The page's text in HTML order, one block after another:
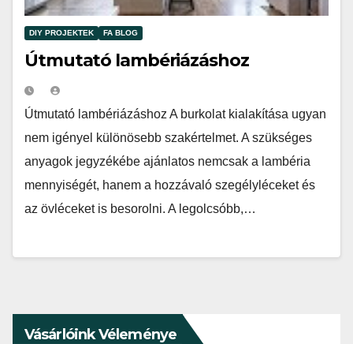
DIY PROJEKTEK FA BLOG
Útmutató lambériázáshoz
Útmutató lambériázáshoz A burkolat kialakítása ugyan
nem igényel különösebb szakértelmet. A szükséges
anyagok jegyzékébe ajánlatos nemcsak a lambéria
mennyiségét, hanem a hozzávaló szegélyléceket és
az övléceket is besorolni. A legolcsóbb,…
Vásárlóink Véleménye